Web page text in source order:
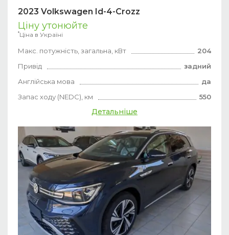
2023 Volkswagen Id-4-Crozz
Ціну утонюйте
*Ціна в Україні
Макс. потужність, загальна, кВт
204
Привід
задний
Англійська мова
да
Запас ходу (NEDC), км
550
Детальніше